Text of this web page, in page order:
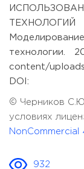
технологии.
content/
DOI:
© Черников
условиях
932